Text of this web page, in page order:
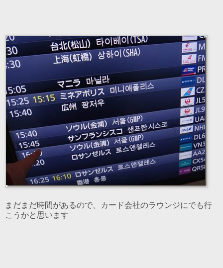
まだまだ時間があるので、カード会社のラウンジにでも行
こうかと思います